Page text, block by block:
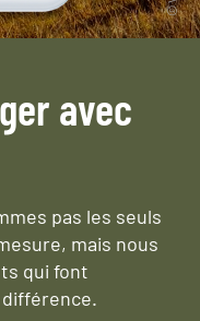
avec
pas les seuls
mais nous
qui font